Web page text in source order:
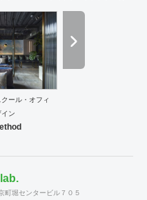
軽にご相談ください。
ール・オフィ
ン
町堀センタービル７０５